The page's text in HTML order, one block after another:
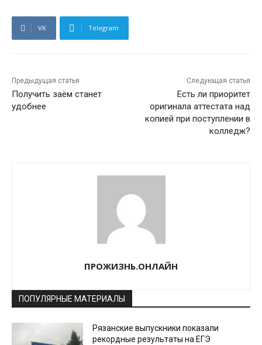
VK Telegram
Предыдущая статья
Получить заём станет
удобнее
Следующая статья
Есть ли приоритет
оригинала аттестата над
копией при поступлении в
колледж?
ПРОЖИЗНЬ.ОНЛАЙН
ПОПУЛЯРНЫЕ МАТЕРИАЛЫ
Рязанские выпускники показали
рекордные результаты на ЕГЭ